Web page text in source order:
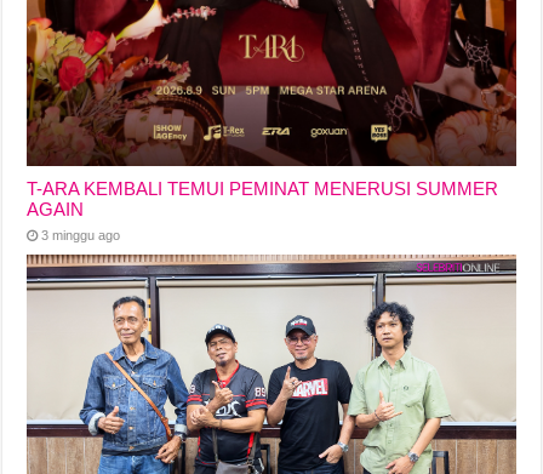
T-ARA KEMBALI TEMUI PEMINAT MENERUSI SUMMER
AGAIN
3 minggu ago